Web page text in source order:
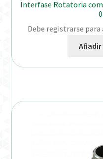
Interfase Rotatoria
Debe registrarse